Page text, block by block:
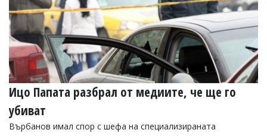
Ицо Папата разбрал от медиите, че ще го
убиват
Върбанов имал спор с шефа на специализираната